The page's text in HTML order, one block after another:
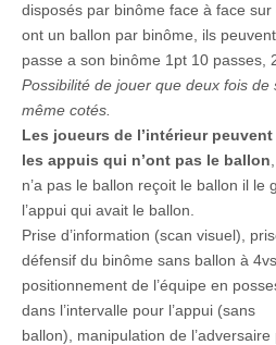
disposés par binôme face à face
ont un ballon par binôme, ils
passe a son binôme 1pt 10 passes,
Possibilité de jouer que deux fois
même cotés.
Les joueurs de l’intérieur
les appuis qui n’ont pas le ballon
n’a pas le ballon reçoit le ballon il le
l’appui qui avait le ballon.
Prise d’information (scan visuel),
défensif du binôme sans ballon à
positionnement de l’équipe en
dans l’intervalle pour l’appui (sans
ballon), manipulation de